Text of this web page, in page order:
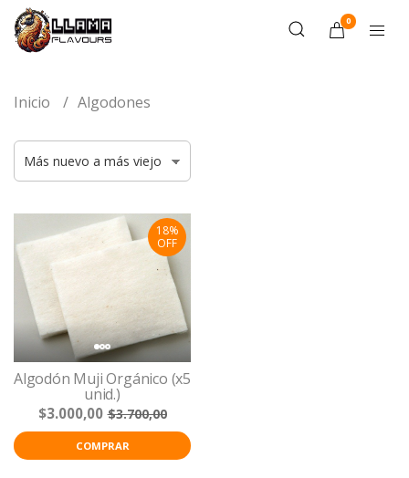
0
Inicio Algodones
18%
OFF
Algodón Muji Orgánico (x5
unid.)
$3.000,00 $3.700,00
COMPRAR